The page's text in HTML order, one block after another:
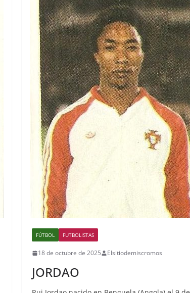
FÚTBOL FUTBOLISTAS
18 de octubre de 2025 Elsitiodemiscromos
JORDAO